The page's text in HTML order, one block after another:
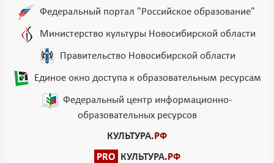
Федеральный портал "Российское образование"
Министерство культуры Новосибирской области
Правительство Новосибирской области
Единое окно доступа к образовательным ресурсам
Федеральный центр информационно-
образовательных ресурсов
КУЛЬТУРА.РФ
PRO
КУЛЬТУРА.РФ